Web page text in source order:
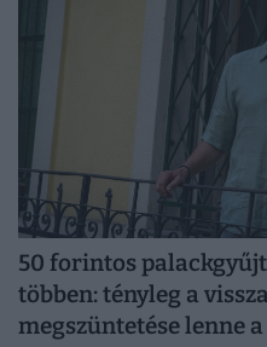
50 forintos
többen: tényleg a
megszüntetése lenne